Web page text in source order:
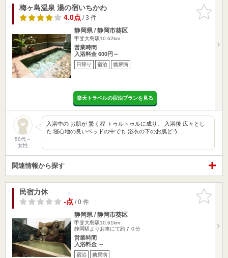
お気に入
りに追加
梅ヶ島温泉 湯の宿いちかわ
4.0点/ 3 件
静岡県 / 静岡市葵区
甲斐大島駅10.62km
営業時間
入浴料金 600円～
日帰り 宿泊 糖尿病
楽天トラベルの宿泊プランを見る
50代～
女性
入浴中の お肌が 驚く程 トゥルトゥルに成り。 入浴後 広々とし
た 寝心地の良いベッドの中でも 浴衣の下のお肌どう…
関連情報から探す
お気に入
りに追加
民宿力休
-点/ 0 件
静岡県 / 静岡市葵区
甲斐大島駅10.61km
静岡駅よりお車にて約７０分
営業時間
入浴料金 ～
宿泊 糖尿病